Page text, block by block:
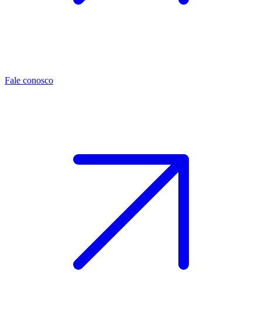
Fale conosco